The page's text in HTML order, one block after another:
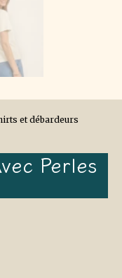
et débardeurs
Perles